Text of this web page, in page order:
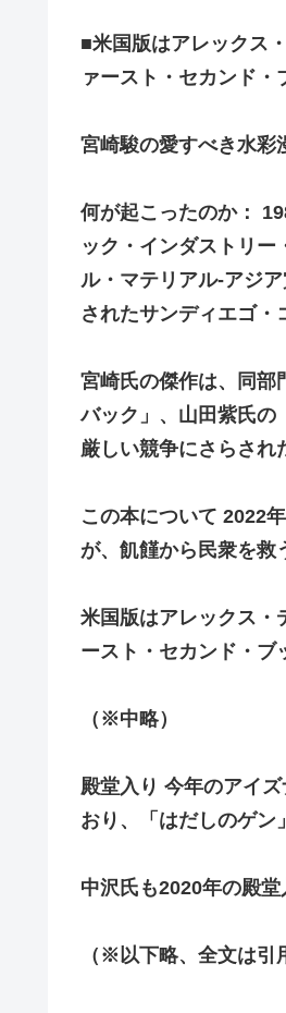
■米国版はアレックス
ァースト・セカンド・
宮崎駿の愛すべき水彩
何が起こったのか：
ック・インダストリ
ル・マテリアル-アジ
されたサンディエゴ・
宮崎氏の傑作は、同部
バック」、山田紫氏の
厳しい競争にさらされ
この本について 2022
が、飢饉から民衆を救
米国版はアレックス・
ースト・セカンド・ブ
（※中略）
殿堂入り 今年のアイ
おり、「はだしのゲン
中沢氏も2020年の殿
（※以下略、全文は引